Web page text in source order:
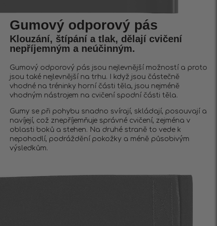
Gumový odporový pás
Klouzání, štípání a tlak, dělají cvičení
nepříjemným a neúčinným.
Gumový odporový pás jsou nejlevnější možností a proto
jsou také nejlevnější na trhu. I když jsou částečně
vhodné na tréninky horní části těla, jsou nejméně
vhodným nástrojem na cvičení spodní části těla.
Gumy se při pohybu snadno svírají, skládají, posouvají a
navíjejí, což znepříjemňuje správné cvičení, zejména v
oblasti boků a stehen. Na druhé straně to vede k
nepohodlí, podráždění pokožky a méně působivým
výsledkům.